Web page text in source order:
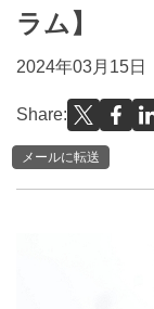
ラム】
2024年03月15日
Share:
メールに転送